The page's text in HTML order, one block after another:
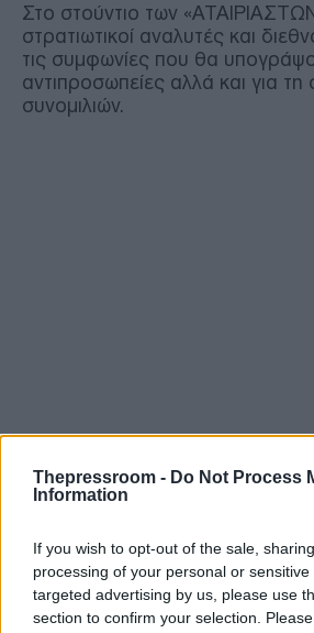
Thepressroom - Do Not Process
Information
If you wish to opt-out of the sale,
processing of your personal or
targeted advertising by us, please use
section to confirm your selection.
Στο στούντιο των
στρατιωτικοί αναλυτές και
τις συμφωνίες που θα
αντιπροσωπείες αλλά και για
συνομιλιών.